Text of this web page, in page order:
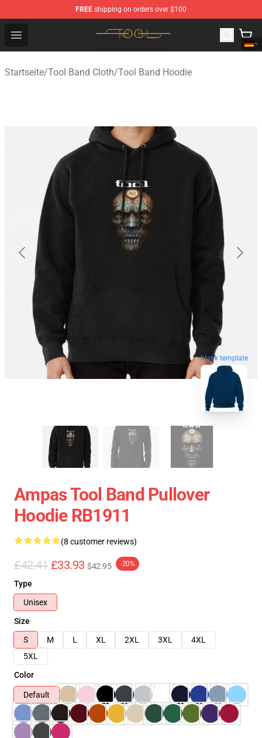
FREE shipping on orders over $100
Open menu
Tool Store - Official Tool Merchandise Shop
Startseite/Tool Band Cloth/Tool Band Hoodie
blank template
Ampas Tool Band Pullover
Hoodie RB1911
(8 customer reviews)
£42.41 £33.93 $42.95 -20%
Type
Unisex
Size
S
M L XL 2XL 3XL
4XL
5XL
Color
Default